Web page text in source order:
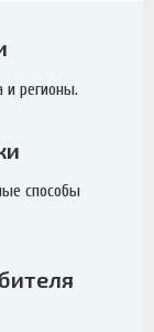
регионы.
способы